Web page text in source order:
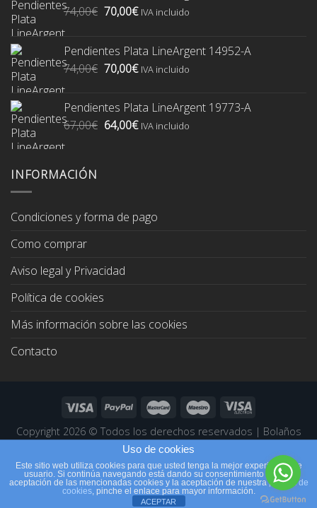
74,00€ El
era:
74,00€.
70,00€El
es:
70,00€.
IVA incluido
Pendientes Plata LineArgent 14952-A
74,00€ El
era:
74,00€.
70,00€El
es:
70,00€.
IVA incluido
Pendientes Plata LineArgent 19773-A
67,00€ El
64,00€ElIVA incluido
INFORMACIÓN
Condiciones y forma de pago
Como comprar
Aviso legal y Privacidad
Política de cookies
Más información sobre las cookies
Contacto
Copyright 2026 © Todos los derechos reservados | Bolaños
Páginas Web Profesionales
Uso de cookies
Este sitio web utiliza cookies para que usted tenga la mejor experiencia de
usuario. Si continúa navegando está dando su consentimiento para la
aceptación de las mencionadas cookies y la aceptación de nuestrapolítica de
cookies, pinche el enlace para mayor información.
ACEPTAR